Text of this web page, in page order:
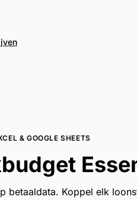
& GOOGLE SHEETS
betaaldata. Koppel elk